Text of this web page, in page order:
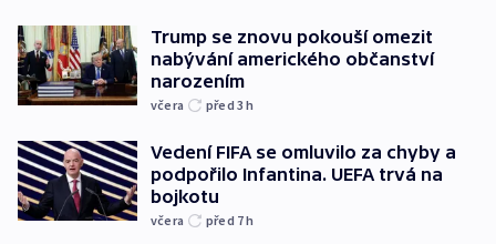
Trump se znovu pokouší omezit
nabývání amerického občanství
narozením
včera před 3h
Vedení FIFA se omluvilo za chyby a
podpořilo Infantina. UEFA trvá na
bojkotu
včera před 7h